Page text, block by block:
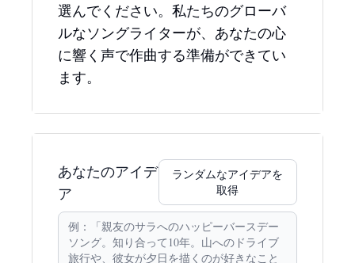
選んでください。私たちのグローバ
ルなソングライターが、あなたの心
に響く声で作曲する準備ができてい
ます。
あなたのアイデ
ア
ランダムなアイデアを
取得